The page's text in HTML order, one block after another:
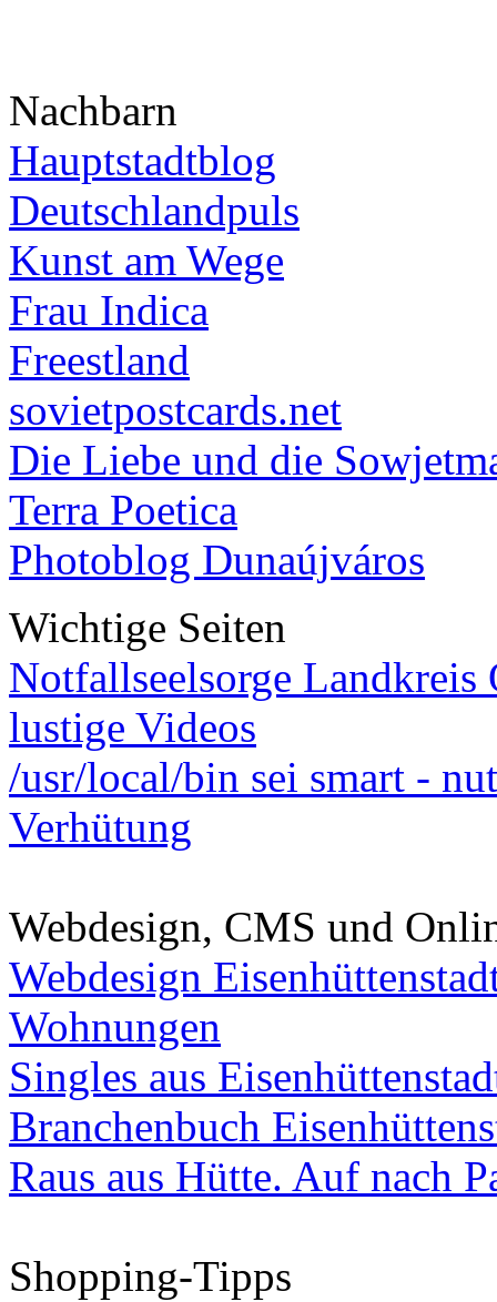
Nachbarn
Hauptstadtblog
Deutschlandpuls
Kunst am Wege
Frau Indica
Freestland
sovietpostcards.net
Die Liebe und die
Terra Poetica
Photoblog Dunaújváros
Wichtige Seiten
Notfallseelsorge Landkreis
lustige Videos
/usr/local/bin sei smart -
Verhütung
Webdesign, CMS und
Webdesign
Wohnungen
Singles aus
Branchenbuch
Raus aus Hütte. Auf nach
Shopping-Tipps